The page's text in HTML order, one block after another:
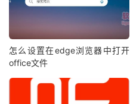
怎么设置在edge浏览器中打开
office文件